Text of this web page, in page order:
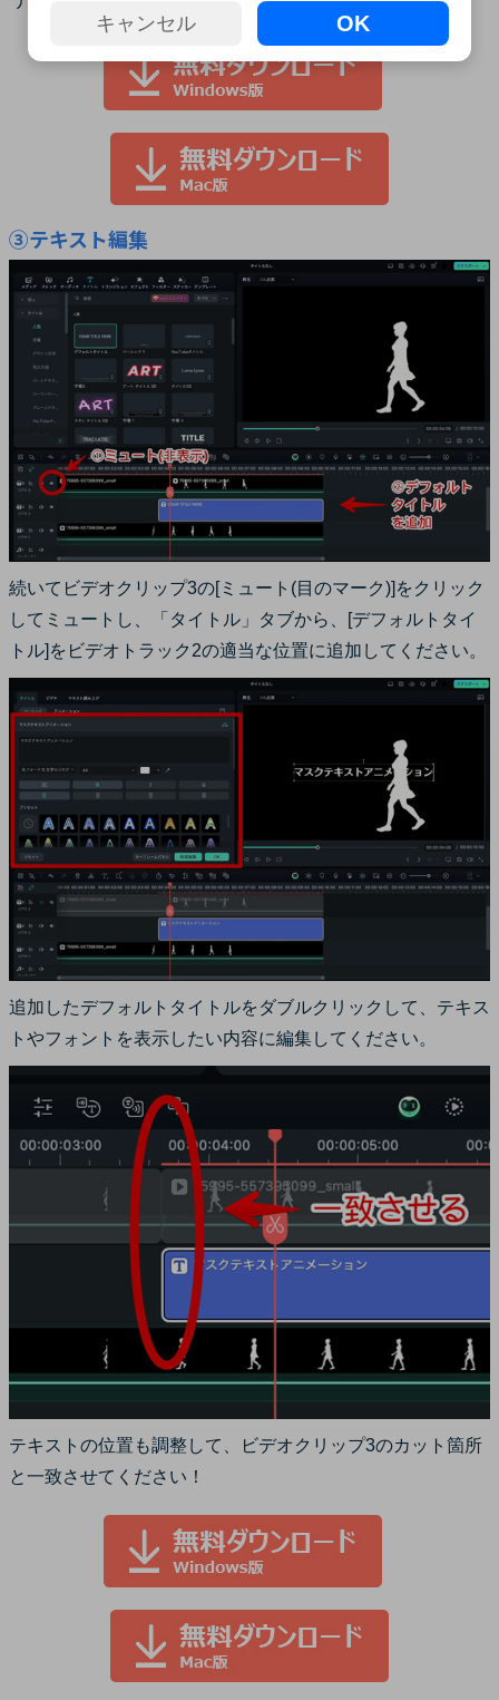
③テキスト編集
続いてビデオクリップ3の[ミュート(目のマーク)]をクリック
してミュートし、「タイトル」タブから、[デフォルトタイ
トル]をビデオトラック2の適当な位置に追加してください。
追加したデフォルトタイトルをダブルクリックして、テキス
トやフォントを表示したい内容に編集してください。
テキストの位置も調整して、ビデオクリップ3のカット箇所
と一致させてください！
キャンセル OK